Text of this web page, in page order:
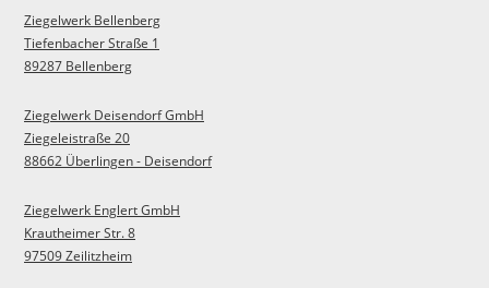
Ziegelwerk Bellenberg
Tiefenbacher Straße 1
89287 Bellenberg
Ziegelwerk Deisendorf GmbH
Ziegeleistraße 20
88662 Überlingen - Deisendorf
Ziegelwerk Englert GmbH
Krautheimer Str. 8
97509 Zeilitzheim